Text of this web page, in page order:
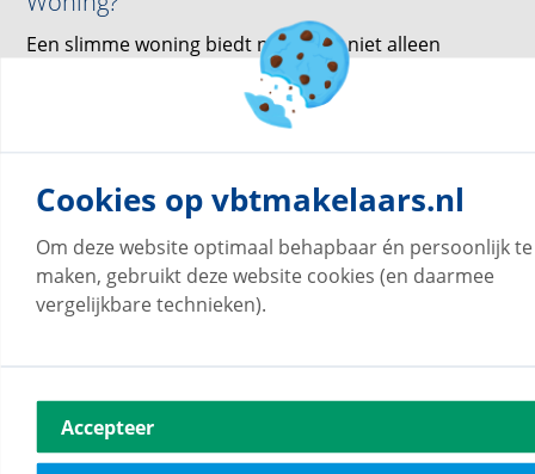
Een slimme woning biedt natuurlijk niet alleen
voordelen. Een opvallend nadeel zijn de kosten om
een normaal huis om te toveren in een modern slim
huis. Technologie is duur en een grote verbouwing
kan enkele duizenden euro's kosten.
Consumentenvoorstanders bekritiseren ook het
gebrek aan gegevensbescherming.
Omdat huishoudelijke apparaten toegang hebben tot
internet, smartphones en andere bronnen, kan
informatie in handen komen van mensen of
moeten zijn. De afhankelijkheid van technologie,
elektriciteit en internet is een ander belangrijk nadeel
dat niet onderschat mag worden in verband met een
slimme woning.
Cookies op vbtmakelaars.nl
Om deze website optimaal behapbaar én persoonlijk te
maken, gebruikt deze website cookies (en daarmee
vergelijkbare technieken).
Accepteer